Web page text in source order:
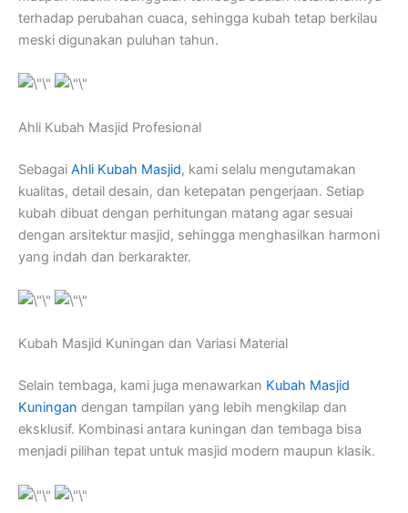
terhadap perubahan cuaca, sehingga kubah tetap berkilau
meski digunakan puluhan tahun.
Ahli Kubah Masjid Profesional
Sebagai Ahli Kubah Masjid, kami selalu mengutamakan
kualitas, detail desain, dan ketepatan pengerjaan. Setiap
kubah dibuat dengan perhitungan matang agar sesuai
dengan arsitektur masjid, sehingga menghasilkan harmoni
yang indah dan berkarakter.
Kubah Masjid Kuningan dan Variasi Material
Selain tembaga, kami juga menawarkan Kubah Masjid
Kuningan dengan tampilan yang lebih mengkilap dan
eksklusif. Kombinasi antara kuningan dan tembaga bisa
menjadi pilihan tepat untuk masjid modern maupun klasik.